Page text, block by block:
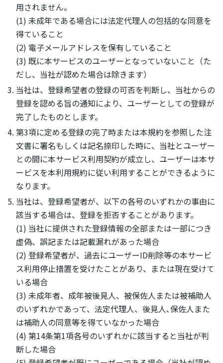
用されません。
(1) 未成年である場合には法定代理人の包括的な同意を
得ていること
(2) 電子メールアドレスを保有していること
(3) 既に本サービスのユーザーとなっていないこと（た
だし、当社が認めた場合は除きます）
当社は、登録希望者の登録の可否を判断し、当社からの
登録を認める旨の通知により、ユーザーとしての登録が
完了したものとします。
第3項に定める登録の完了時または本規約を参照した注
文書に署名もしくは記名捺印した時に、当社とユーザー
との間に本サービス利用契約が成立し、ユーザーは本サ
ービスを本利用規約に従い利用することができるように
なります。
当社は、登録希望者が、以下の各号のいずれかの事由に
該当する場合は、登録を拒否することがあります。
(1) 当社に提供された登録情報の全部または一部につき
虚偽、誤記または記載漏れがあった場合
(2) 登録希望者が、過去にユーザーID削除等の本サービ
ス利用停止措置を受けたことがあり、または現在受けて
いる場合
(3) 未成年者、成年被後見人、被保佐人または被補助人
のいずれかであって、法定代理人、後見人､保佐人また
は補助人の同意等を得ていなかった場合
(4) 第14条第1項各号のいずれかに該当すると当社が判
断した場合